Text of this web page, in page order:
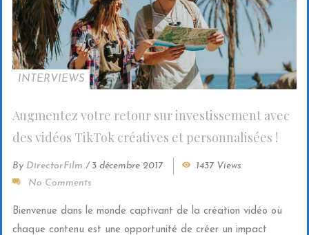
INTERVIEWS
Augmentez votre retour sur investissement avec
des vidéos TikTok créatives et personnalisées !
By DirectorFilm / 3 décembre 2017
1437 Views
No Comments
Bienvenue dans le monde captivant de la création vidéo où
chaque contenu est une opportunité de créer un impact